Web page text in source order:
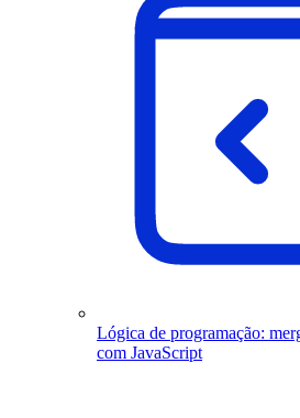
Lógica de programação:
com JavaScript